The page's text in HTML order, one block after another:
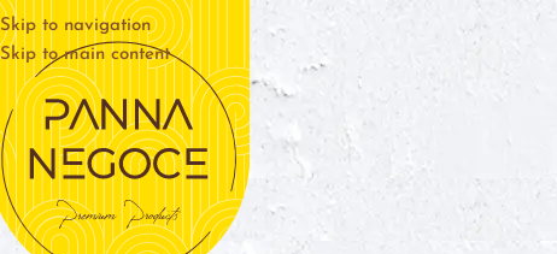
Skip to navigation
Skip to main content